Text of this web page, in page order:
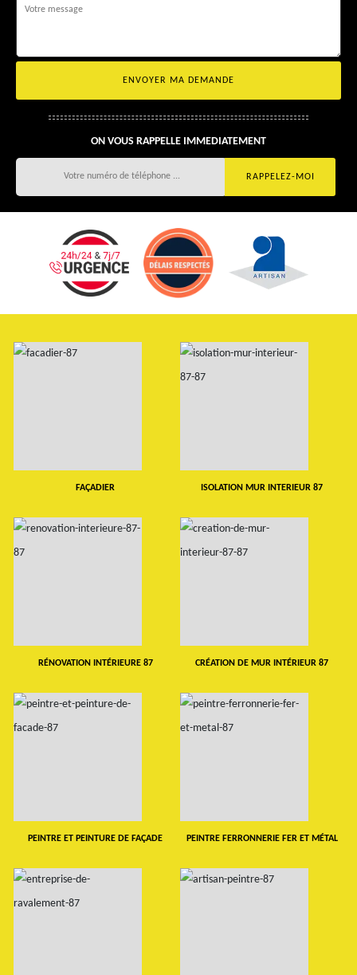
ON VOUS RAPPELLE IMMEDIATEMENT
FAÇADIER ISOLATION MUR INTERIEUR 87
RÉNOVATION INTÉRIEURE 87 CRÉATION DE MUR INTÉRIEUR 87
PEINTRE ET PEINTURE DE FAÇADE PEINTRE FERRONNERIE FER ET MÉTAL